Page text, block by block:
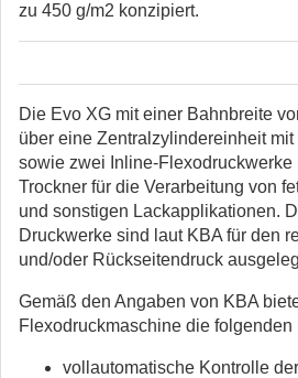
zu 450 g/m2 konzipiert.
Die Evo XG mit einer Bahnbreite
über eine Zentralzylindereinheit
sowie zwei Inline-Flexodruckwerke
Trockner für die Verarbeitung von
und sonstigen Lackapplikationen.
Druckwerke sind laut KBA für den
und/oder Rückseitendruck
Gemäß den Angaben von KBA
Flexodruckmaschine die folgenden
vollautomatische Kontrolle